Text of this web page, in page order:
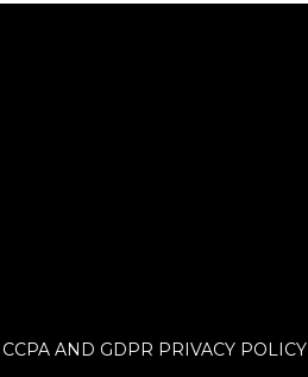
CCPA AND GDPR PRIVACY POLICY